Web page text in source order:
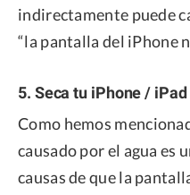
indirectamente puede
“la pantalla del iPhone
5. Seca tu iPhone / iPad
Como hemos
causado por el agua es
causas de que la